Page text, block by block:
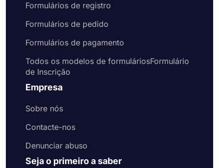
Formulários de registro
Formulários de pedido
Formulários de pagamento
Todos os modelos de formuláriosFormulário
de Inscrição
Empresa
Sobre nós
Contacte-nos
Denunciar abuso
Seja o primeiro a saber